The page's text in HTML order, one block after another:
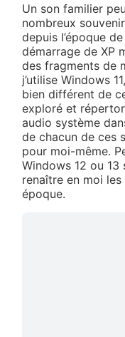
Un son familier
nombreux
depuis l’époque
démarrage de XP
des fragments de
j’utilise Windows
bien différent de
exploré et
audio système
de chacun de ces
pour moi-même.
Windows 12 ou
renaître en moi
époque.